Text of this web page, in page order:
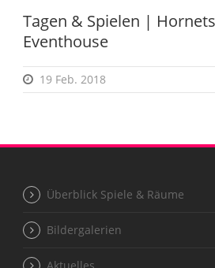
Tagen & Spielen |
Eventhouse
19 Feb. 2018
Überblick Spiele & Räume
Bildergalerien